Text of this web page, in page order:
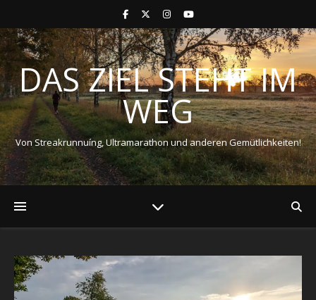
DAS ZIEL STEHT IM
WEG
Von Streakrunnuíng, Ultramarathon und anderen Gemütlichkeiten!